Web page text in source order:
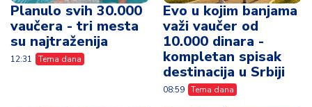
Planulo svih 30.000
vaučera - tri mesta
su najtraženija
12:31 Tema dana
Evo u kojim banjama
važi vaučer od
10.000 dinara -
kompletan spisak
destinacija u Srbiji
08:59 Tema dana